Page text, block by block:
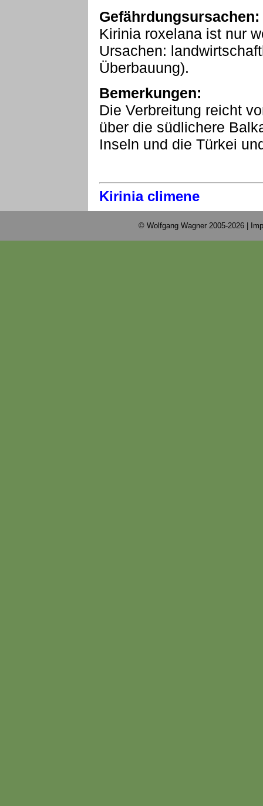
Gefährdungsursachen:
Kirinia roxelana ist nur
Ursachen:
Überbauung).
Bemerkungen:
Die Verbreitung reicht
über die südlichere
Inseln und die Türkei
Kirinia climene
© Wolfgang Wagner 2005-2026 |